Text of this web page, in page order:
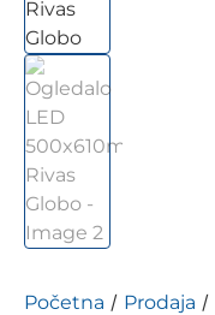
Početna / Prodaja /